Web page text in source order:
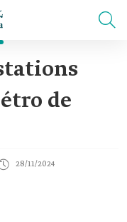
de
28/11/2024